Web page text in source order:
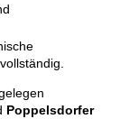
Poppelsdorfer